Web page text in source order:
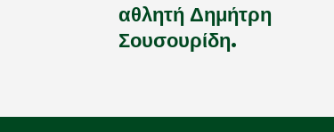
αθλητή Δημήτρη
Σουσουρίδη.